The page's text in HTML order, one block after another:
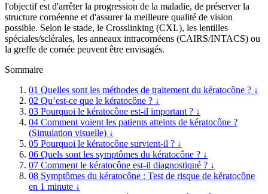
l'objectif est d'arrêter la progression de la maladie, de préserver la
structure cornéenne et d'assurer la meilleure qualité de vision
possible. Selon le stade, le Crosslinking (CXL), les lentilles
spéciales/sclérales, les anneaux intracornéens (CAIRS/INTACS) ou
la greffe de cornée peuvent être envisagés.
Sommaire
01 Quelles sont les méthodes de traitement du kératocône ? ↓
02 Qu’est-ce que le kératocône ? ↓
03 Pourquoi le kératocône est-il important ? ↓
04 Comment voient les patients atteints de kératocône ?
(Simulation visuelle) ↓
05 Pourquoi le kératocône survient-il ? ↓
06 Quels sont les symptômes du kératocône ? ↓
07 Comment le kératocône est-il diagnostiqué ? ↓
08 Symptômes du kératocône : Test de risque de kératocône
en 1 minute ↓